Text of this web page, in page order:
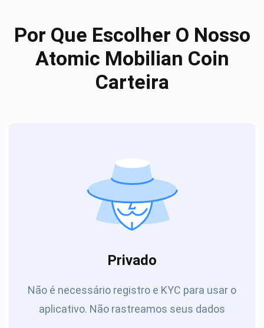
Por Que Escolher O Nosso
Atomic Mobilian Coin
Carteira
Privado
Não é necessário registro e KYC para usar o
aplicativo. Não rastreamos seus dados